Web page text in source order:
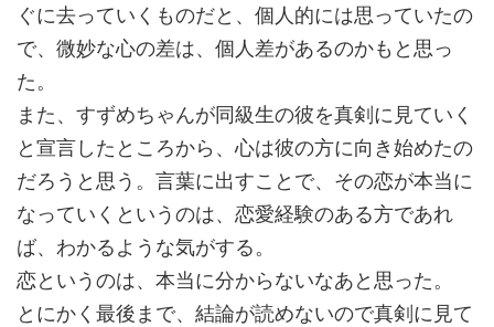
ぐに去っていくものだと、個人的には思っていたの
で、微妙な心の差は、個人差があるのかもと思っ
た。
また、すずめちゃんが同級生の彼を真剣に見ていく
と宣言したところから、心は彼の方に向き始めたの
だろうと思う。言葉に出すことで、その恋が本当に
なっていくというのは、恋愛経験のある方であれ
ば、わかるような気がする。
恋というのは、本当に分からないなあと思った。
とにかく最後まで、結論が読めないので真剣に見て